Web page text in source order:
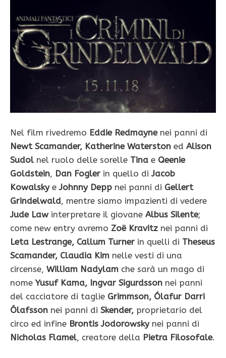
Nel film rivedremo Eddie Redmaynenei panni di
Newt Scamander, Katherine Waterston ed Alison
Sudol nel ruolo delle sorelle Tina e Qeenie
Goldstein, Dan Fogler in quello diJacob
KowalskyeJohnny Depp nei panni di Gellert
Grindelwald, mentre siamo impazienti di vedere
Jude Law interpretare il giovane Albus Silente;
come new entry avremo Zoë Kravitz nei panni di
Leta Lestrange, Callum Turner in quelli di Theseus
Scamander, Claudia Kim nelle vesti di una
circense, William Nadylam che sarà un mago di
nome Yusuf Kama, Ingvar Sigurdsson nei panni
del cacciatore di taglie Grimmson, Ólafur Darri
Ólafsson nei panni di Skender, proprietario del
circo ed infine Brontis Jodorowskynei panni di
Nicholas Flamel, creatore della Pietra Filosofale.